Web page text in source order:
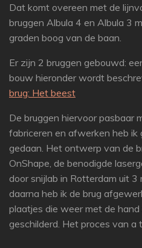
Dat komt overeen met de
bruggen Albula 4 en Albula 3
graden boog van de baan.
Er zijn 2 bruggen gebouwd:
bouw hieronder wordt
brug: Het beest
De bruggen hiervoor pasbaar
fabriceren en afwerken heb ik
gedaan. Het ontwerp van de
OnShape, de benodigde
door snijlab in Rotterdam uit 3
daarna heb ik de brug
plaatjes die weer met de
geschilderd. Het proces van a